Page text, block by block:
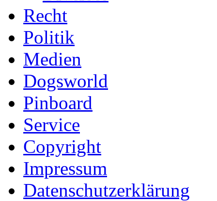
Recht
Politik
Medien
Dogsworld
Pinboard
Service
Copyright
Impressum
Datenschutzerklärung